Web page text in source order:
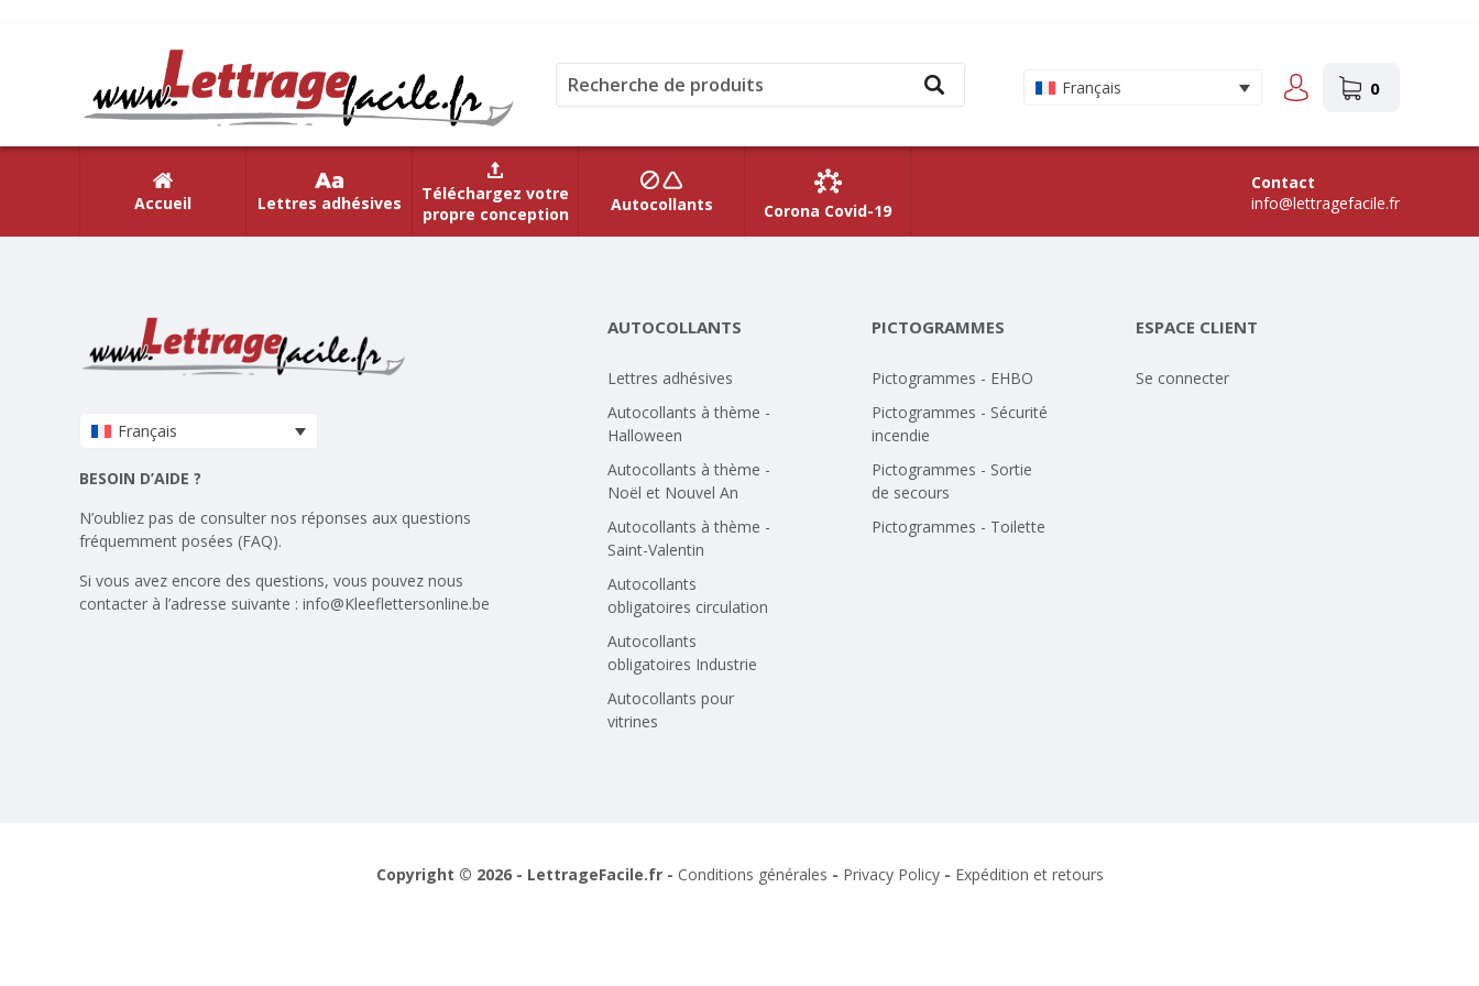
Français 0
Accueil Lettres adhésives
Téléchargez votre
propre conception
Autocollants Corona Covid-19
Contact
info@lettragefacile.fr
Français
BESOIN D’AIDE ?
N’oubliez pas de consulter nos réponses aux questions
fréquemment posées (FAQ).
Si vous avez encore des questions, vous pouvez nous
contacter à l’adresse suivante : info@Kleeflettersonline.be
AUTOCOLLANTS
Lettres adhésives
Autocollants à thème -
Halloween
Autocollants à thème -
Noël et Nouvel An
Autocollants à thème -
Saint-Valentin
Autocollants
obligatoires circulation
Autocollants
obligatoires Industrie
Autocollants pour
vitrines
PICTOGRAMMES
Pictogrammes - EHBO
Pictogrammes - Sécurité
incendie
Pictogrammes - Sortie
de secours
Pictogrammes - Toilette
ESPACE CLIENT
Se connecter
Copyright © 2026 - LettrageFacile.fr - Conditions générales - Privacy Policy- Expédition et retours